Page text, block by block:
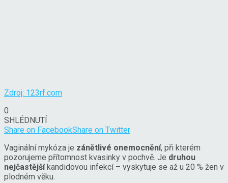
Zdroj: 123rf.com
0
SHLÉDNUTÍ
Share on FacebookShare on Twitter
Vaginální mykóza je zánětlivé onemocnění, při kterém
pozorujeme přítomnost kvasinky v pochvě. Je druhou
nejčastějšíkandidovou infekcí – vyskytuje se až u 20 % žen v
plodném věku.